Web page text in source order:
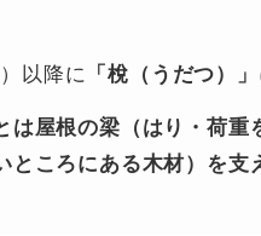
以降に 「梲（うだつ）」
は屋根の梁（はり・荷重
ころにある木材）を支